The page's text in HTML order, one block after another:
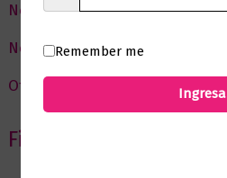
Negocios
Novedades
Ofertas
Filtrar por Autor
Remember me
Ingresa